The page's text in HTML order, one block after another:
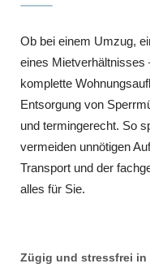
Ob bei einem Umzug,
eines
komplette
Entsorgung von
und termingerecht. So
vermeiden unnötigen
Transport und der
alles für Sie.
Zügig und stressfrei in